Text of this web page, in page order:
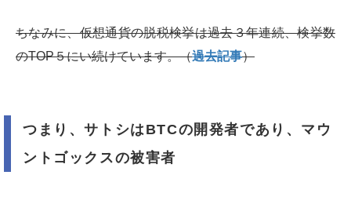
ちなみに、仮想通貨の脱税検挙は過去３年連続、検挙数
のTOP５にい続けています。（過去記事）
つまり、サトシはBTCの開発者であり、マウ
ントゴックスの被害者